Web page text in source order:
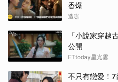
香爆
造咖
「小說家穿越
公開
ETtoday星光雲
不只有戀愛！